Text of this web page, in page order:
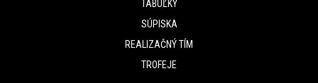
TABUĽKY
SÚPISKA
REALIZAČNÝ TÍM
TROFEJE